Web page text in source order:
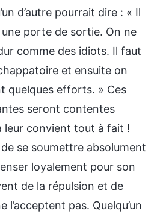
d’autre pourrait dire : « Il
une porte de sortie. On ne
comme des idiots. Il faut
et ensuite on
quelques efforts. » Ces
seront contentes
leur convient tout à fait !
de se soumettre absolument
loyalement pour son
de la répulsion et de
l’acceptent pas. Quelqu’un